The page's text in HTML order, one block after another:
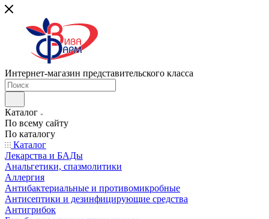
Интернет-магазин представительского класса
Каталог
По всему сайту
По каталогу
Каталог
Лекарства и БАДы
Анальгетики, спазмолитики
Аллергия
Антибактериальные и противомикробные
Антисептики и дезинфицирующие средства
Антигрибок